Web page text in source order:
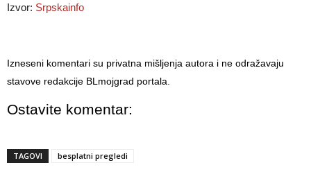
Izvor: Srpskainfo
Izneseni komentari su privatna mišljenja autora i ne odražavaju
stavove redakcije BLmojgrad portala.
Ostavite komentar:
TAGOVI besplatni pregledi